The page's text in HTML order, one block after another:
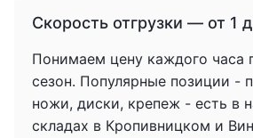
Скорость отгрузки — от 1
Понимаем цену каждого часа
сезон. Популярные позиции -
ножи, диски, крепеж - есть в
складах в Кропивницком и